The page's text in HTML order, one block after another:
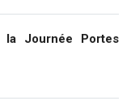
la Journée Portes